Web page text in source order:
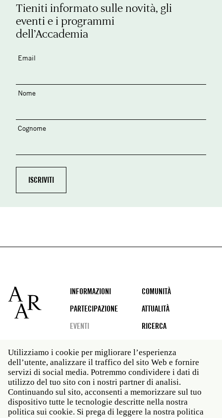
Tieniti informato sulle novità, gli
eventi e i programmi
dell’Accademia
Email
Nome
Cognome
Footer
INFORMAZIONI
COMUNITÀ
PARTECIPAZIONE
ATTUALITÀ
EVENTI
RICERCA
Social
media
Roma: Via Angelo Masina 5 00153 Roma ITALIA · t 39
06 58461 · f 39 06 5810788
New York: 535 West 22nd Street Third Floor New York
Utilizziamo i cookie per migliorare l’esperienza
dell’utente, analizzare il traffico del sito Web e fornire
servizi di social media. Potremmo condividere i dati di
utilizzo del tuo sito con i nostri partner di analisi.
Continuando sul sito, acconsenti a memorizzare sul tuo
dispositivo tutte le tecnologie descritte nella nostra
politica sui cookie. Si prega di leggere la nostra politica